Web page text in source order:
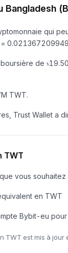
Bangladesh
qui
de
TWT.
Trust Wallet a
TWT
vous
en TWT
Bybit-eu
TWT est mis à